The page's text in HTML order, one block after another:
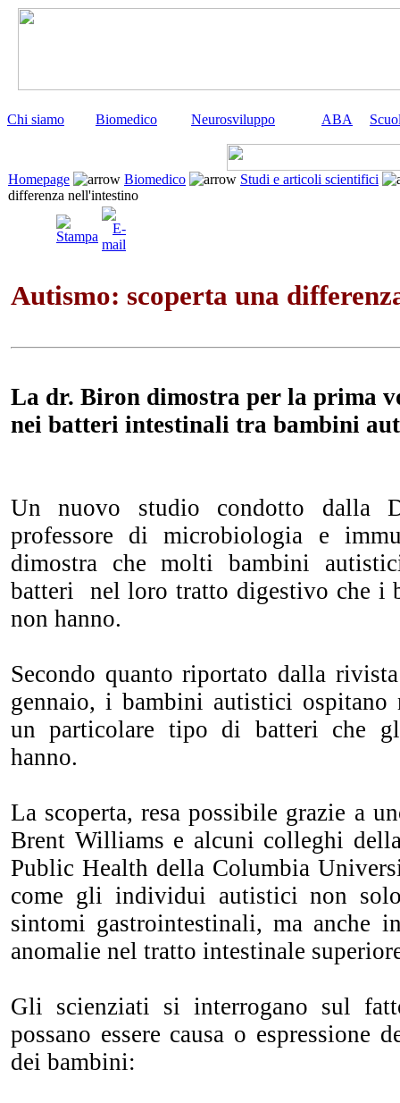
Chi siamo Biomedico Neurosviluppo ABA
Homepage Biomedico
Studi e articoli scientifici
differenza nell'intestino
Autismo: scoperta una
La dr. Biron dimostra per la prima
nei batteri intestinali tra bambini
Un nuovo studio condotto dalla
professore di microbiologia e
dimostra che molti bambini
batteri nel loro tratto digestivo che i
non hanno.
Secondo quanto riportato dalla
gennaio, i bambini autistici
un particolare tipo di batteri che
hanno.
La scoperta, resa possibile grazie a
Brent Williams e alcuni colleghi
Public Health della Columbia
come gli individui autistici non
sintomi gastrointestinali, ma anche
anomalie nel tratto intestinale
Gli scienziati si interrogano sul
possano essere causa o espressione
dei bambini: